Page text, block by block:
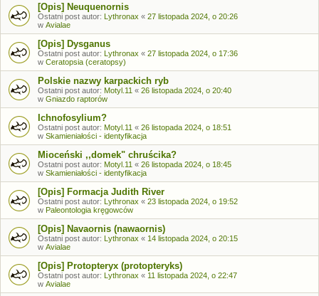
[Opis] Neuquenornis
Ostatni post autor: Lythronax « 27 listopada 2024, o 20:26
w Avialae
[Opis] Dysganus
Ostatni post autor: Lythronax « 27 listopada 2024, o 17:36
w Ceratopsia (ceratopsy)
Polskie nazwy karpackich ryb
Ostatni post autor: Motyl.11 « 26 listopada 2024, o 20:40
w Gniazdo raptorów
Ichnofosylium?
Ostatni post autor: Motyl.11 « 26 listopada 2024, o 18:51
w Skamieniałości - identyfikacja
Mioceński ,,domek" chruścika?
Ostatni post autor: Motyl.11 « 26 listopada 2024, o 18:45
w Skamieniałości - identyfikacja
[Opis] Formacja Judith River
Ostatni post autor: Lythronax « 23 listopada 2024, o 19:52
w Paleontologia kręgowców
[Opis] Navaornis (nawaornis)
Ostatni post autor: Lythronax « 14 listopada 2024, o 20:15
w Avialae
[Opis] Protopteryx (protopteryks)
Ostatni post autor: Lythronax « 11 listopada 2024, o 22:47
w Avialae